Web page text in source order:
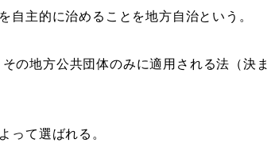
自主的に治めることを地方自治という。
の地方公共団体のみに適用される法（決ま
って選ばれる。